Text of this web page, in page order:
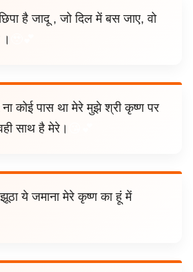
है जादू , जो दिल में बस जाए, वो
कोई पास था मेरे मुझे श्री कृष्ण पर
साथ है मेरे।
झूठा ये जमाना मेरे कृष्ण का हूं में